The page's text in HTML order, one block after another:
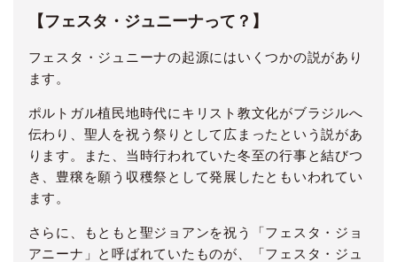
【フェスタ・ジュニーナって？】
フェスタ・ジュニーナの起源にはいくつかの説があり
ます。
ポルトガル植民地時代にキリスト教文化がブラジルへ
伝わり、聖人を祝う祭りとして広まったという説があ
ります。また、当時行われていた冬至の行事と結びつ
き、豊穣を願う収穫祭として発展したともいわれてい
ます。
さらに、もともと聖ジョアンを祝う「フェスタ・ジョ
アニーナ」と呼ばれていたものが、「フェスタ・ジュ